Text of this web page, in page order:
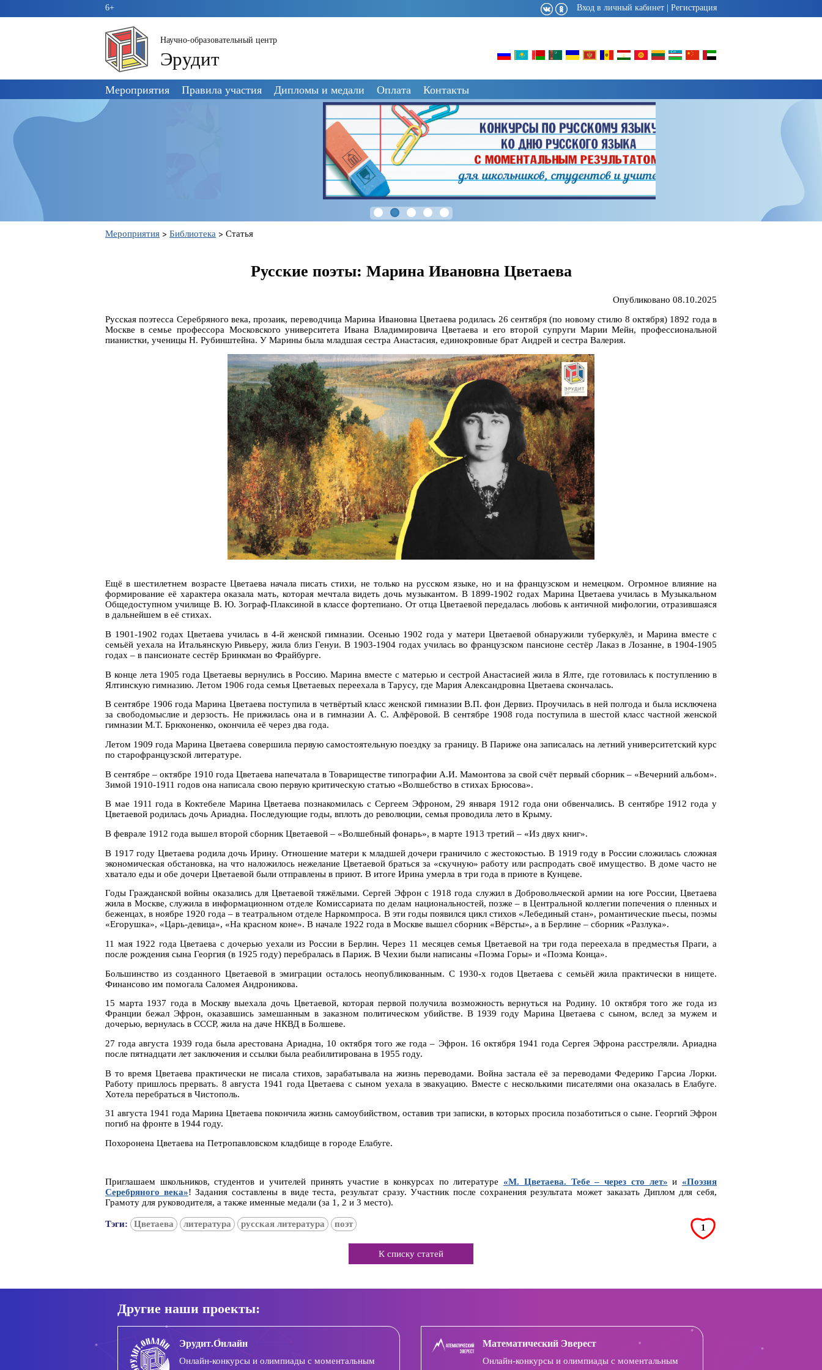
6+ Вход в личный кабинет Регистрация
Научно-образовательный центр
Эрудит
Пропустить
навигацию
Мероприятия Правила участия Дипломы и медали Оплата Контакты
Мероприятия > Библиотека > Статья
Русские поэты: Марина Ивановна Цветаева
Опубликовано 08.10.2025
Русская поэтесса Серебряного века, прозаик, переводчица Марина Ивановна Цветаева родилась 26 сентября (по новому стилю 8 октября) 1892 года в
Москве в семье профессора Московского университета Ивана Владимировича Цветаева и его второй супруги Марии Мейн, профессиональной
пианистки, ученицы Н. Рубинштейна. У Марины была младшая сестра Анастасия, единокровные брат Андрей и сестра Валерия.
Ещё в шестилетнем возрасте Цветаева начала писать стихи, не только на русском языке, но и на французском и немецком. Огромное влияние на
формирование её характера оказала мать, которая мечтала видеть дочь музыкантом. В 1899-1902 годах Марина Цветаева училась в Музыкальном
Общедоступном училище В. Ю. Зограф-Плаксиной в классе фортепиано. От отца Цветаевой передалась любовь к античной мифологии, отразившаяся
в дальнейшем в её стихах.
В 1901-1902 годах Цветаева училась в 4-й женской гимназии. Осенью 1902 года у матери Цветаевой обнаружили туберкулёз, и Марина вместе с
семьёй уехала на Итальянскую Ривьеру, жила близ Генуи. В 1903-1904 годах училась во французском пансионе сестёр Лаказ в Лозанне, в 1904-1905
годах – в пансионате сестёр Бринкман во Фрайбурге.
В конце лета 1905 года Цветаевы вернулись в Россию. Марина вместе с матерью и сестрой Анастасией жила в Ялте, где готовилась к поступлению в
Ялтинскую гимназию. Летом 1906 года семья Цветаевых переехала в Тарусу, где Мария Александровна Цветаева скончалась.
В сентябре 1906 года Марина Цветаева поступила в четвёртый класс женской гимназии В.П. фон Дервиз. Проучилась в ней полгода и была исключена
за свободомыслие и дерзость. Не прижилась она и в гимназии А. С. Алфёровой. В сентябре 1908 года поступила в шестой класс частной женской
гимназии М.Т. Брюхоненко, окончила её через два года.
Летом 1909 года Марина Цветаева совершила первую самостоятельную поездку за границу. В Париже она записалась на летний университетский курс
по старофранцузской литературе.
В сентябре – октябре 1910 года Цветаева напечатала в Товариществе типографии А.И. Мамонтова за свой счёт первый сборник – «Вечерний альбом».
Зимой 1910-1911 годов она написала свою первую критическую статью «Волшебство в стихах Брюсова».
В мае 1911 года в Коктебеле Марина Цветаева познакомилась с Сергеем Эфроном, 29 января 1912 года они обвенчались. В сентябре 1912 года у
Цветаевой родилась дочь Ариадна. Последующие годы, вплоть до революции, семья проводила лето в Крыму.
В феврале 1912 года вышел второй сборник Цветаевой – «Волшебный фонарь», в марте 1913 третий – «Из двух книг».
В 1917 году Цветаева родила дочь Ирину. Отношение матери к младшей дочери граничило с жестокостью. В 1919 году в России сложилась сложная
экономическая обстановка, на что наложилось нежелание Цветаевой браться за «скучную» работу или распродать своё имущество. В доме часто не
хватало еды и обе дочери Цветаевой были отправлены в приют. В итоге Ирина умерла в три года в приюте в Кунцеве.
Годы Гражданской войны оказались для Цветаевой тяжёлыми. Сергей Эфрон с 1918 года служил в Добровольческой армии на юге России, Цветаева
жила в Москве, служила в информационном отделе Комиссариата по делам национальностей, позже – в Центральной коллегии попечения о пленных и
беженцах, в ноябре 1920 года – в театральном отделе Наркомпроса. В эти годы появился цикл стихов «Лебединый стан», романтические пьесы, поэмы
«Егорушка», «Царь-девица», «На красном коне». В начале 1922 года в Москве вышел сборник «Вёрсты», а в Берлине – сборник «Разлука».
11 мая 1922 года Цветаева с дочерью уехали из России в Берлин. Через 11 месяцев семья Цветаевой на три года переехала в предместья Праги, а
после рождения сына Георгия (в 1925 году) перебралась в Париж. В Чехии были написаны «Поэма Горы» и «Поэма Конца».
Большинство из созданного Цветаевой в эмиграции осталось неопубликованным. С 1930-х годов Цветаева с семьёй жила практически в нищете.
Финансово им помогала Саломея Андроникова.
15 марта 1937 года в Москву выехала дочь Цветаевой, которая первой получила возможность вернуться на Родину. 10 октября того же года из
Франции бежал Эфрон, оказавшись замешанным в заказном политическом убийстве. В 1939 году Марина Цветаева с сыном, вслед за мужем и
дочерью, вернулась в СССР, жила на даче НКВД в Болшеве.
27 года августа 1939 года была арестована Ариадна, 10 октября того же года – Эфрон. 16 октября 1941 года Сергея Эфрона расстреляли. Ариадна
после пятнадцати лет заключения и ссылки была реабилитирована в 1955 году.
В то время Цветаева практически не писала стихов, зарабатывала на жизнь переводами. Война застала её за переводами Федерико Гарсиа Лорки.
Работу пришлось прервать. 8 августа 1941 года Цветаева с сыном уехала в эвакуацию. Вместе с несколькими писателями она оказалась в Елабуге.
Хотела перебраться в Чистополь.
31 августа 1941 года Марина Цветаева покончила жизнь самоубийством, оставив три записки, в которых просила позаботиться о сыне. Георгий Эфрон
погиб на фронте в 1944 году.
Похоронена Цветаева на Петропавловском кладбище в городе Елабуге.
Приглашаем школьников, студентов и учителей принять участие в конкурсах по литературе«М. Цветаева. Тебе – через сто лет» и«Поэзия
Серебряного века»! Задания составлены в виде теста, результат сразу. Участник после сохранения результата может заказать Диплом для себя,
Грамоту для руководителя, а также именные медали (за 1, 2 и 3 место).
1
Тэги: Цветаева литература русская литература поэт
К списку статей
Другие наши проекты:
Эрудит.Онлайн
Онлайн-конкурсы и олимпиады с моментальным
Математический Эверест
Онлайн-конкурсы и олимпиады с моментальным